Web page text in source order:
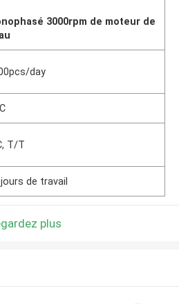
3000rpm de moteur de
day
T/T
de travail
plus